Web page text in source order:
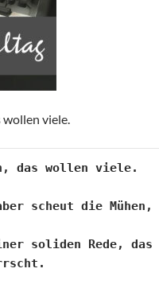
wollen viele.
das wollen viele.
scheut die
soliden Rede,